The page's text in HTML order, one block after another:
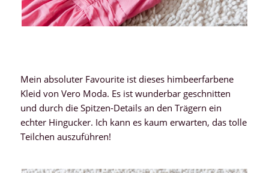
Mein absoluter Favourite ist dieses himbeerfarbene
Kleid von Vero Moda. Es ist wunderbar geschnitten
und durch die Spitzen-Details an den Trägern ein
echter Hingucker. Ich kann es kaum erwarten, das tolle
Teilchen auszuführen!